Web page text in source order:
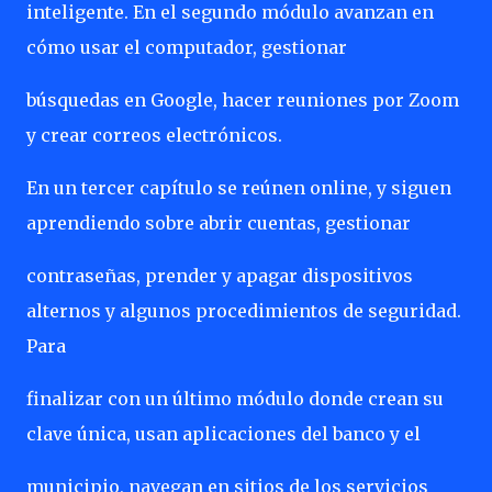
inteligente. En el segundo módulo avanzan en
cómo usar el computador, gestionar
búsquedas en Google, hacer reuniones por Zoom
y crear correos electrónicos.
En un tercer capítulo se reúnen online, y siguen
aprendiendo sobre abrir cuentas, gestionar
contraseñas, prender y apagar dispositivos
alternos y algunos procedimientos de seguridad.
Para
finalizar con un último módulo donde crean su
clave única, usan aplicaciones del banco y el
municipio, navegan en sitios de los servicios